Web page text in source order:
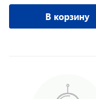
В корзину